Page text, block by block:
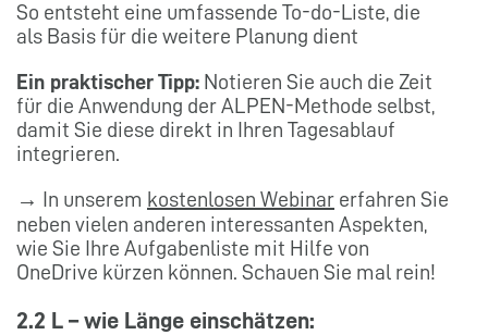
So entsteht eine umfassende To-do-Liste, die
als Basis für die weitere Planung dient
Ein praktischer Tipp: Notieren Sie auch die Zeit
für die Anwendung der ALPEN-Methode selbst,
damit Sie diese direkt in Ihren Tagesablauf
integrieren.
→ In unserem kostenlosen Webinar erfahren Sie
neben vielen anderen interessanten Aspekten,
wie Sie Ihre Aufgabenliste mit Hilfe von
OneDrive kürzen können. Schauen Sie mal rein!
2.2 L – wie Länge einschätzen: